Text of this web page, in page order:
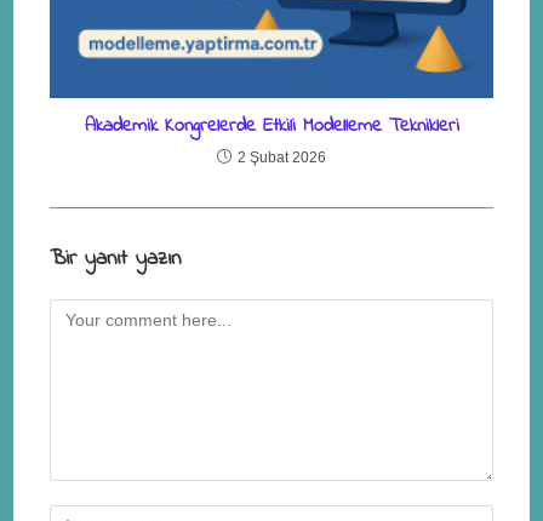
Akademik Kongrelerde Etkili Modelleme Teknikleri
2 Şubat 2026
Bir yanıt yazın